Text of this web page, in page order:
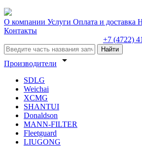
О компании Услуги Оплата и доставка
Контакты
+7 (4722)
Найти
Производители arrow_drop_down
SDLG
Weichai
XCMG
SHANTUI
Donaldson
MANN-FILTER
Fleetguard
LIUGONG